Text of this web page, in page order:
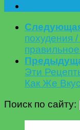
похудения
Эти
Как Же
Поиск по сайту: